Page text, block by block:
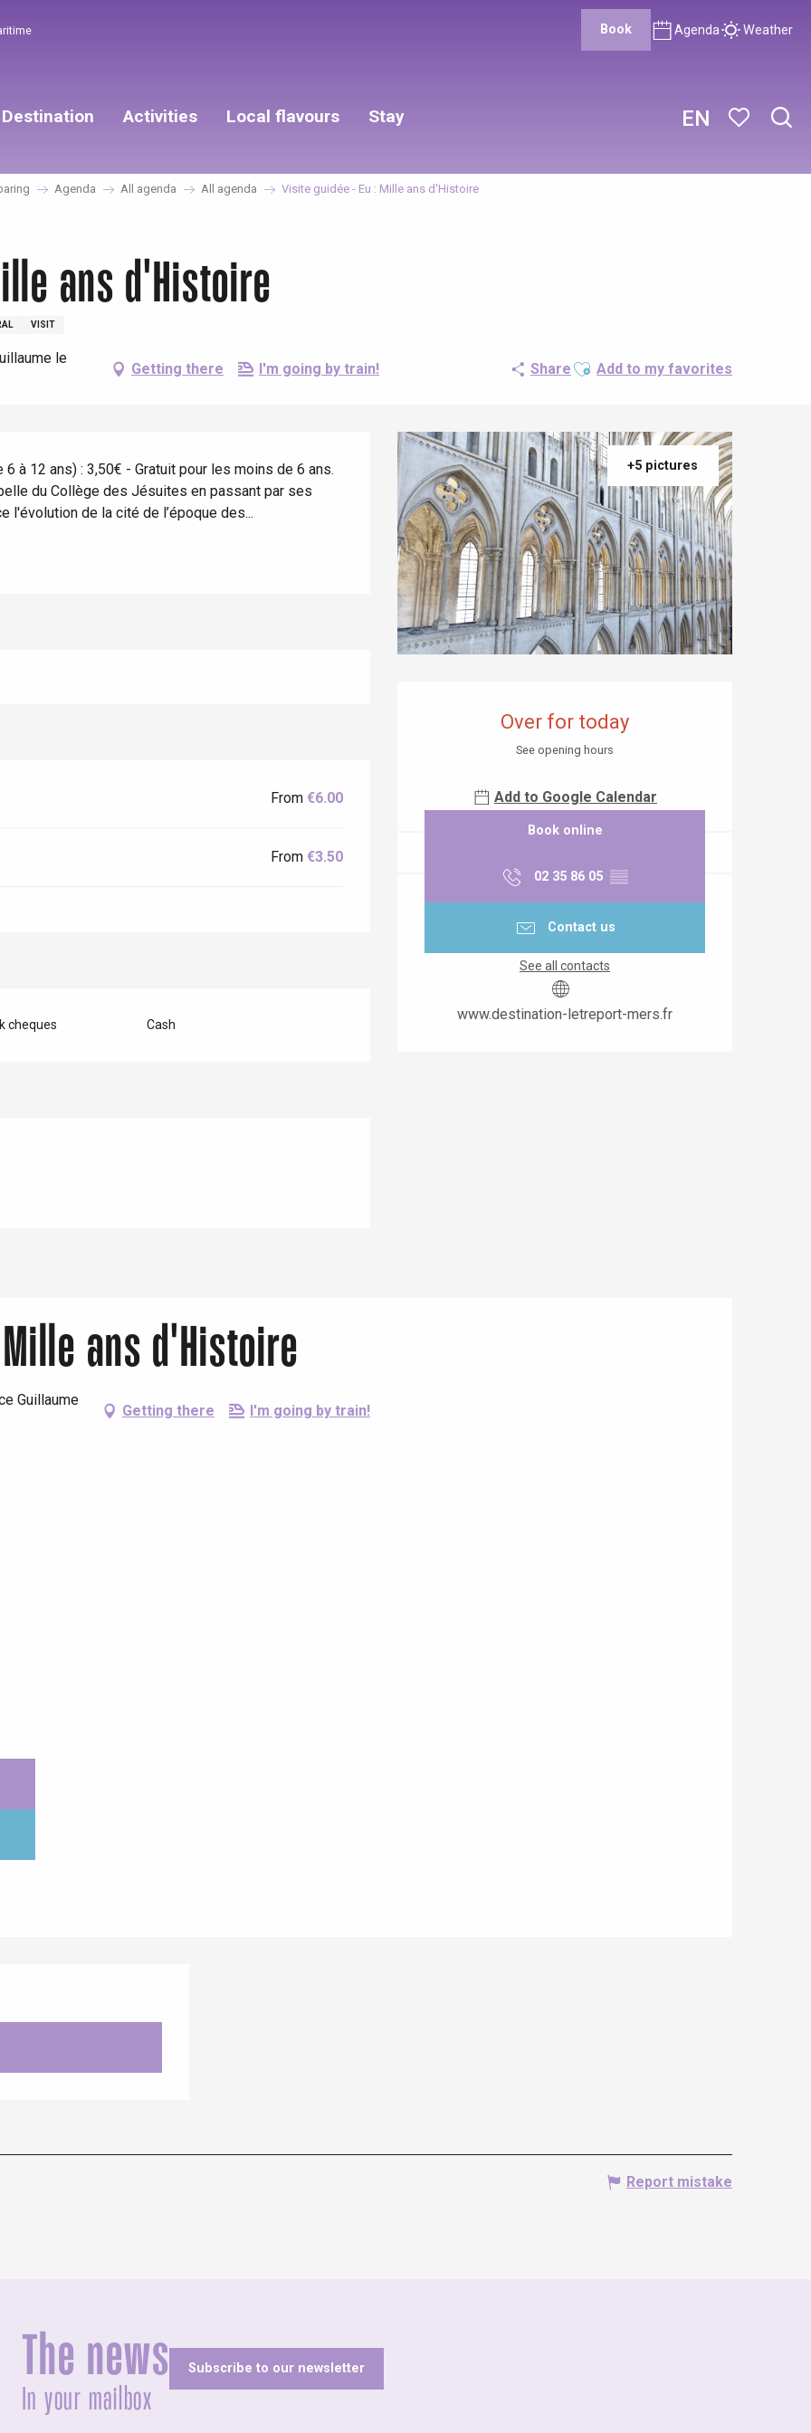
EN
Book Agenda Weather
Destination Activities Local flavours Stay
Agenda All agenda All agenda Visite guidée - Eu : Mille ans d'Histoire
ans d'Histoire
VISIT
le
Getting there I'm going by train! Share Ajouter aux favoris
Add to my favorites
+5 pictures
Over for today
See opening hours
Add to Google Calendar
Book online
02 35 86 05 ▒▒
Contact us
See all contacts
www.destination-letreport-mers.fr
à 12 ans) : 3,50€ - Gratuit pour les moins de 6 ans.
du Collège des Jésuites en passant par ses
de la cité de l’époque des...
From€6.00
From€3.50
cheques Cash
ans d'Histoire
Guillaume
Getting there I'm going by train!
Report mistake
The news
In your mailbox
Subscribe to our newsletter